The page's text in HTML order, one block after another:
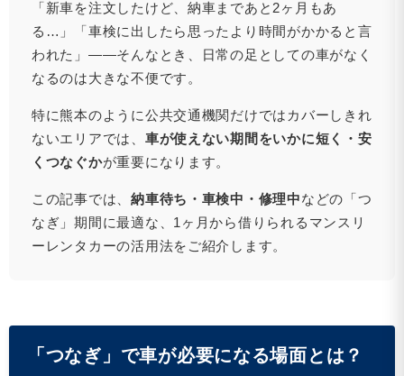
「新車を注文したけど、納車まであと2ヶ月もあ
る…」「車検に出したら思ったより時間がかかると言
われた」——そんなとき、日常の足としての車がなく
なるのは大きな不便です。
特に熊本のように公共交通機関だけではカバーしきれ
ないエリアでは、 車が使えない期間をいかに短く・安
くつなぐかが重要になります。
この記事では、納車待ち・車検中・修理中などの「つ
なぎ」期間に最適な、1ヶ月から借りられるマンスリ
ーレンタカーの活用法をご紹介します。
「つなぎ」で車が必要になる場面とは？